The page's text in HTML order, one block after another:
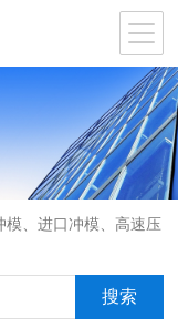
模、进口冲模、高速压